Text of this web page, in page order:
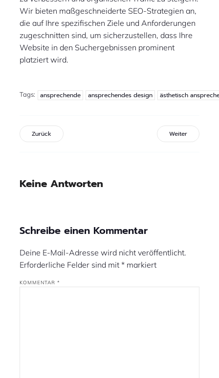
Wir bieten maßgeschneiderte SEO-Strategien an,
die auf Ihre spezifischen Ziele und Anforderungen
zugeschnitten sind, um sicherzustellen, dass Ihre
Website in den Suchergebnissen prominent
platziert wird.
Tags: ansprechende ansprechendes design ästhetisch
Zurück Weiter
Keine Antworten
Schreibe einen Kommentar
Deine E-Mail-Adresse wird nicht veröffentlicht.
Erforderliche Felder sind mit * markiert
KOMMENTAR *